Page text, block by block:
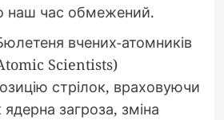
наш час обмежений.
вчених-атомників
Scientists)
стрілок, враховуючи
загроза, зміна